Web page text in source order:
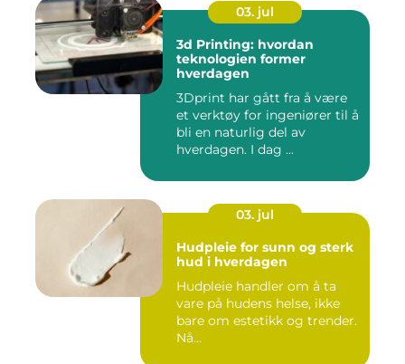
03. jul
3d Printing: hvordan
teknologien former
hverdagen
3Dprint har gått fra å være
et verktøy for ingeniører til å
bli en naturlig del av
hverdagen. I dag ...
03. jul
Hudpleie for sunn og sterk
hud i hverdagen
Hudpleie handler om å ta
vare på hudens helse, ikke
bare om estetikk og trender.
Nå...